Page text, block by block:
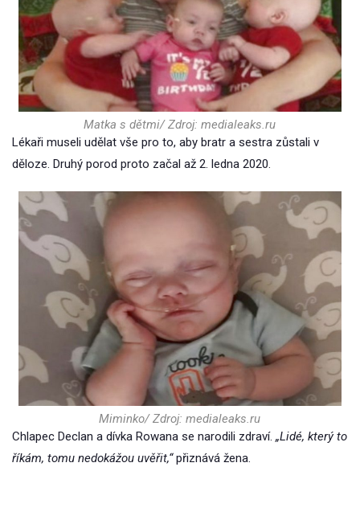
Matka s dětmi/ Zdroj: medialeaks.ru
Lékaři museli udělat vše pro to, aby bratr a sestra zůstali v
děloze. Druhý porod proto začal až 2. ledna 2020.
Miminko/ Zdroj: medialeaks.ru
Chlapec Declan a dívka Rowana se narodili zdraví. „Lidé, který to
říkám, tomu nedokážou uvěřit,“přiznává žena.